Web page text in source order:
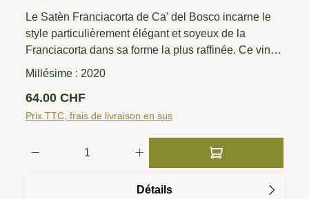
Le Satèn Franciacorta de Ca’ del Bosco incarne le
style particulièrement élégant et soyeux de la
Franciacorta dans sa forme la plus raffinée. Ce vin
mousseux exclusif est vinifié exclusivement à partir
Classico. Le Satèn se caractérise par une pression
en bouteille plus faible, qui confère au vin mousseux
perlage velouté. Ca' del Bosco interprète ce style
avec une précision extrême et allie de manière
impressionnante finesse, profondeur et fraîcheur.
Millésime : 2020
Prix régulier :
64.00 CHF
Prix TTC, frais de livraison en sus
Quantité de produit : Entrez la quantité
Détails